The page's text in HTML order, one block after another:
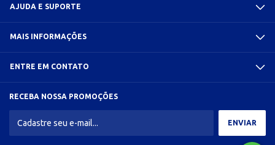
AJUDA E SUPORTE
MAIS INFORMAÇÕES
ENTRE EM CONTATO
RECEBA NOSSA PROMOÇÕES